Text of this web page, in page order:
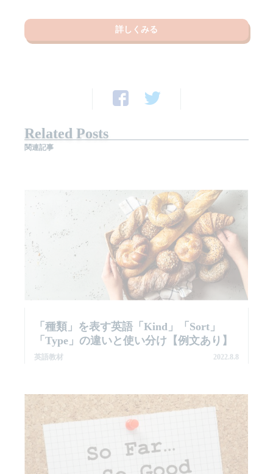
詳しくみる
Related Posts
関連記事
「種類」を表す英語「kind」「sort」
「type」の違いと使い分け【例文あり】
英語教材 2022.8.8